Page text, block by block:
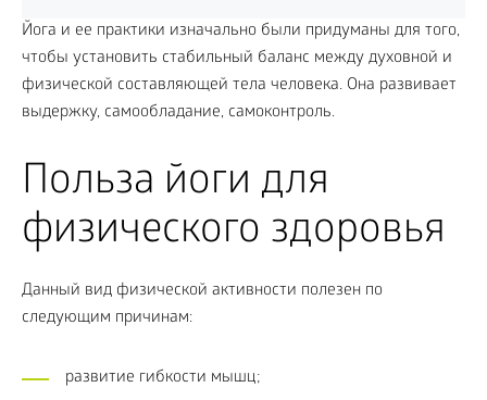
Йога и ее практики изначально были придуманы для того,
чтобы установить стабильный баланс между духовной и
физической составляющей тела человека. Она развивает
выдержку, самообладание, самоконтроль.
Польза йоги для
физического здоровья
Данный вид физической активности полезен по
следующим причинам:
развитие гибкости мышц;